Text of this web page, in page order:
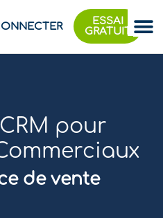
ESSAI
GRATUIT
pour
de vente